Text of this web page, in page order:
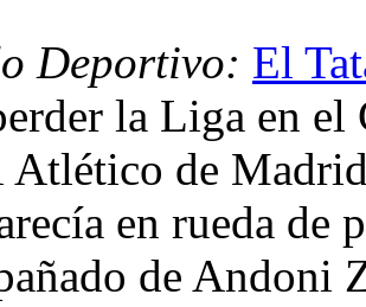
Deportivo: El
la Liga en el
Atlético de
en rueda de
de Andoni